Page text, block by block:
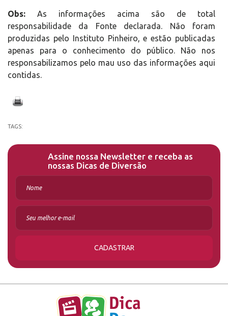
Obs: As informações acima são de total
responsabilidade da Fonte declarada. Não foram
produzidas pelo Instituto Pinheiro, e estão publicadas
apenas para o conhecimento do público. Não nos
responsabilizamos pelo mau uso das informações aqui
contidas.
TAGS:
Assine nossa Newsletter e receba as
nossas Dicas de Diversão
CADASTRAR